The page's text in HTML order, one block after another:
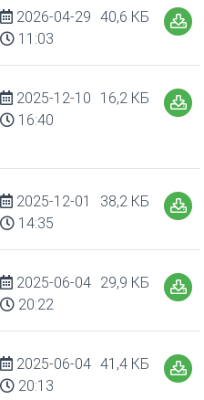
2026-04-29
11:03
40,6 КБ
2025-12-10
16:40
16,2 КБ
2025-12-01
14:35
38,2 КБ
2025-06-04
20:22
29,9 КБ
2025-06-04
20:13
41,4 КБ